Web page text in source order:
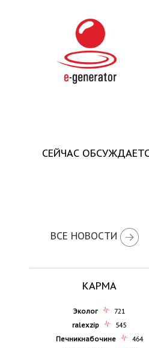
СЕЙЧАС
ВСЕ НОВОСТИ
КАРМА
Эколог
721
ralexzip
545
Печникнабочине
464